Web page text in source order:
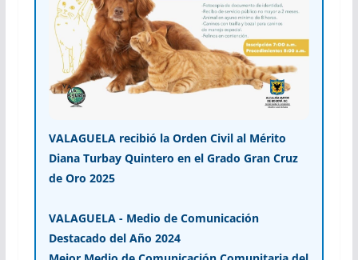
VALAGUELA recibió la Orden Civil al Mérito
Diana Turbay Quintero en el Grado Gran Cruz
de Oro 2025
VALAGUELA - Medio de Comunicación
Destacado del Año 2024